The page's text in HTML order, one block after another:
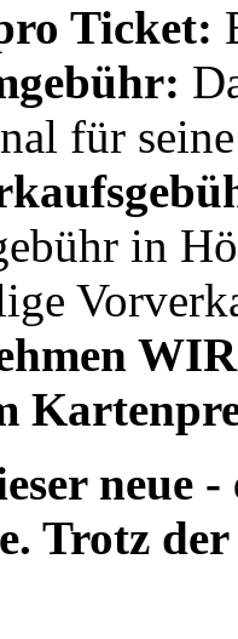
Ticket:
für
in
neue
Trotz